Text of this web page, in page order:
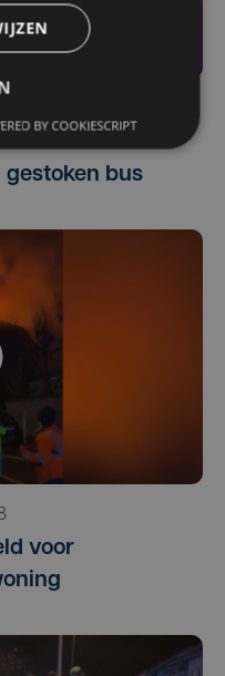
maanden cel
bus
voor
BY COOKIESCRIPT